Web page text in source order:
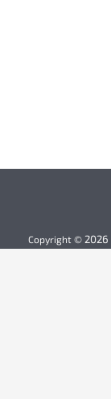
Copyright © 2026